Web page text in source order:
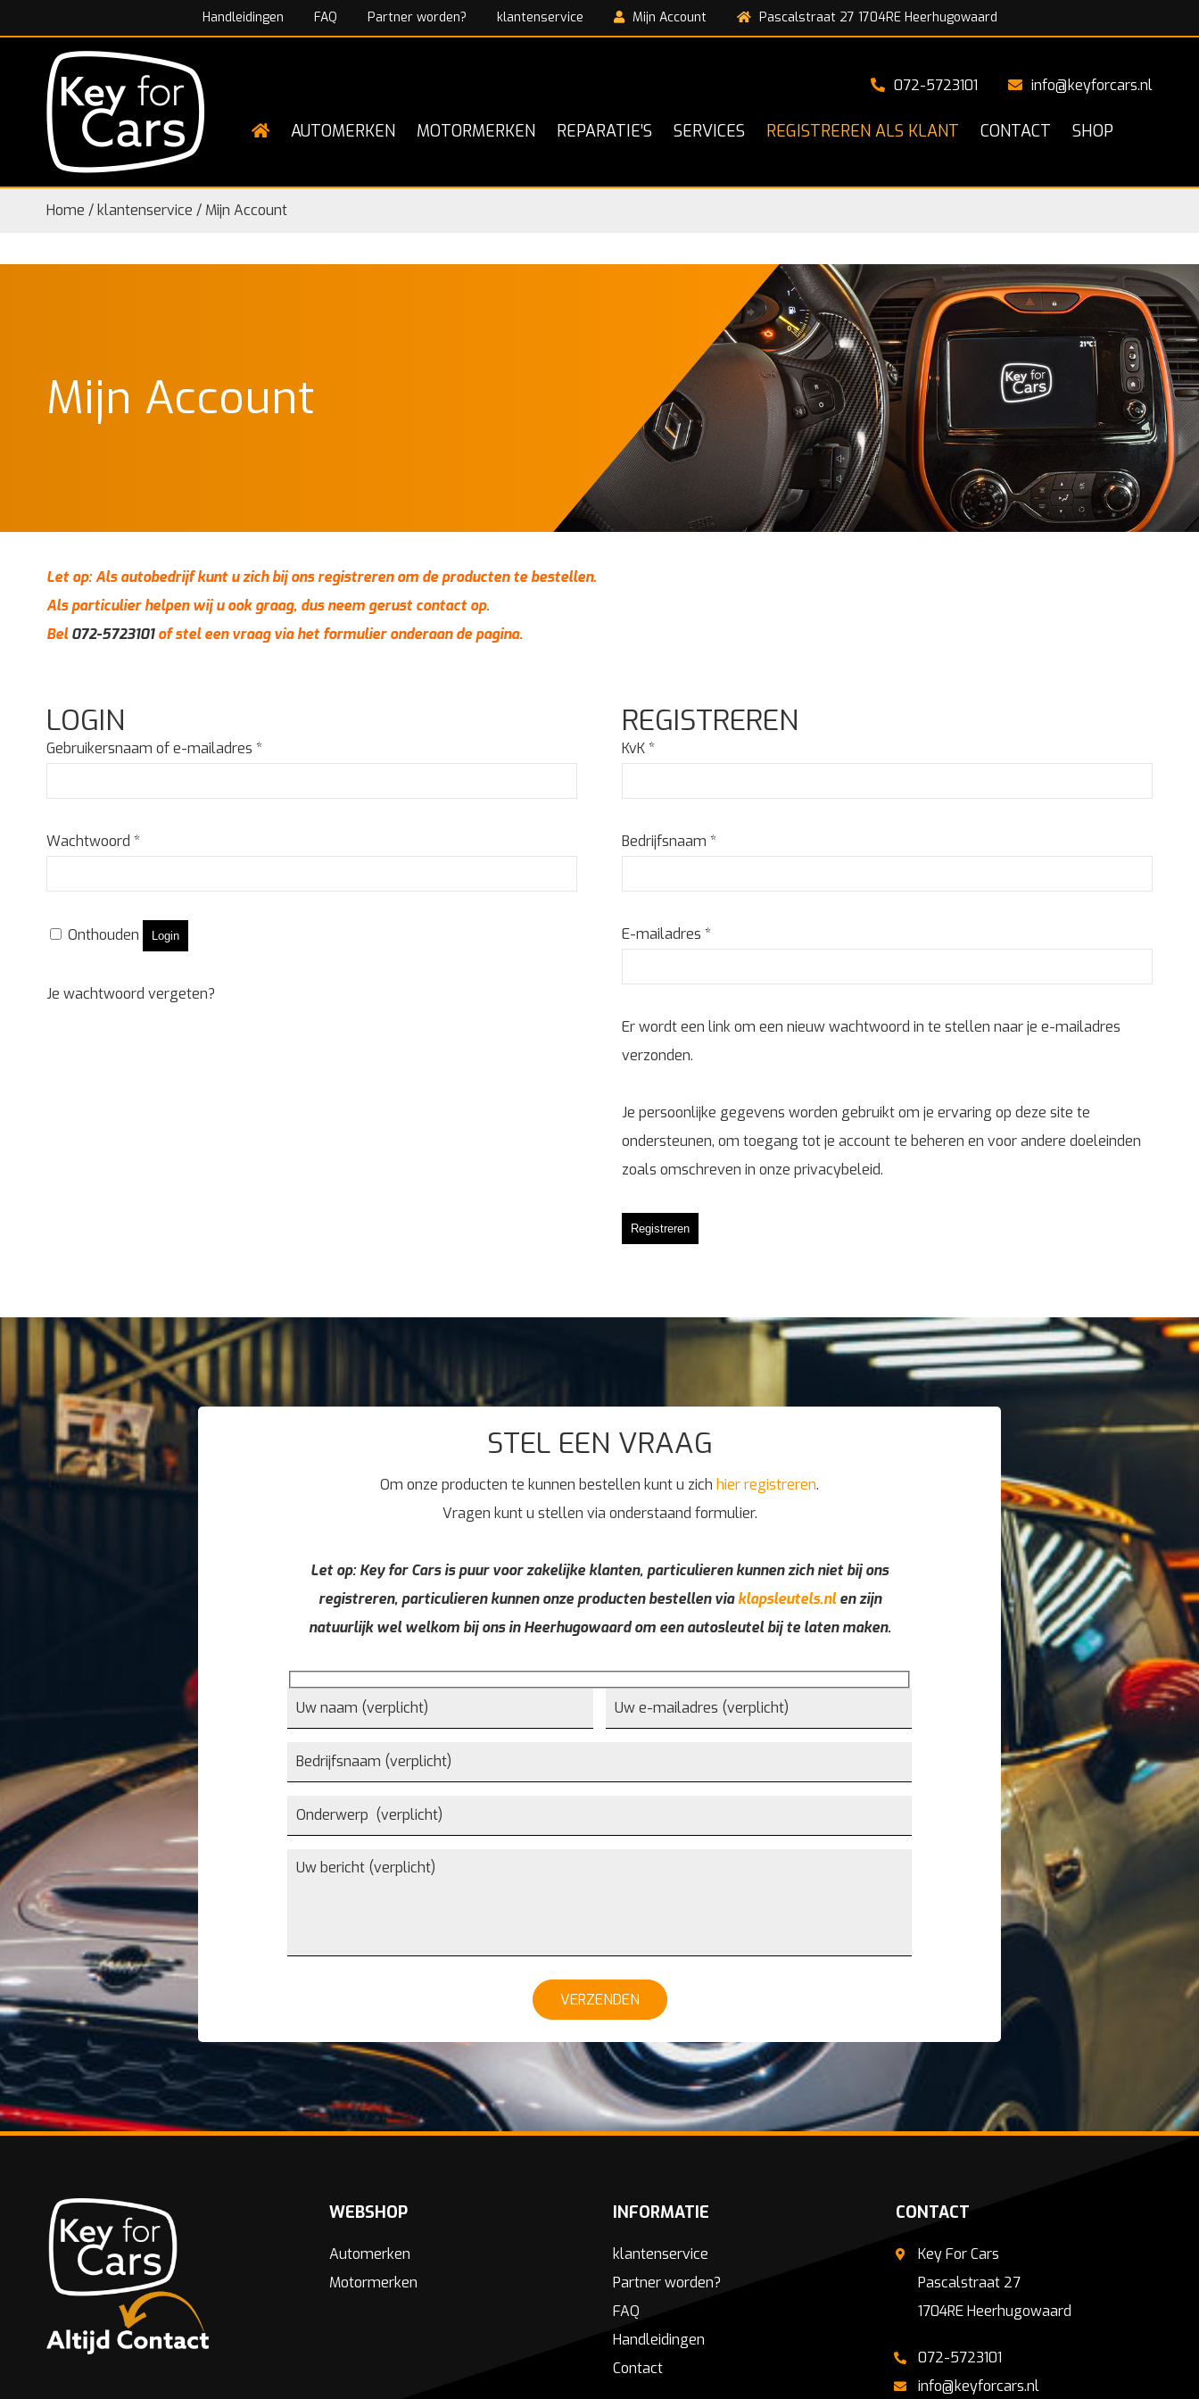
Handleidingen FAQ Partner worden? klantenservice Mijn Account Pascalstraat 27 1704RE Heerhugowaard
072-5723101 info@keyforcars.nl
AUTOMERKEN MOTORMERKEN REPARATIE’S SERVICES REGISTREREN ALS KLANT CONTACT SHOP
Home / klantenservice / Mijn Account
Mijn Account
Let op: Als autobedrijf kunt u zich bij ons registreren om de producten te bestellen.
Als particulier helpen wij u ook graag, dus neem gerust contact op.
Bel072-5723101of stel een vraag via het formulier onderaan de pagina.
LOGIN
Gebruikersnaam of e-mailadres *Vereist
Wachtwoord *Vereist
Onthouden Login
Je wachtwoord vergeten?
REGISTREREN
KvK*
Bedrijfsnaam *
E-mailadres *Vereist
Er wordt een link om een nieuw wachtwoord in te stellen naar je e-mailadres
verzonden.
Je persoonlijke gegevens worden gebruikt om je ervaring op deze site te
ondersteunen, om toegang tot je account te beheren en voor andere doeleinden
zoals omschreven in onze privacybeleid.
Registreren
STEL EEN VRAAG
Om onze producten te kunnen bestellen kunt u zich hier registreren.
Vragen kunt u stellen via onderstaand formulier.
Let op: Key for Cars is puur voor zakelijke klanten, particulieren kunnen zich niet bij ons
registreren, particulieren kunnen onze producten bestellen viaklapsleutels.nlen zijn
natuurlijk wel welkom bij ons in Heerhugowaard om een autosleutel bij te laten maken.
VERZENDEN
WEBSHOP
Automerken
Motormerken
INFORMATIE
klantenservice
Partner worden?
FAQ
Handleidingen
Contact
CONTACT
Key For Cars
Pascalstraat 27
1704RE Heerhugowaard
072-5723101
info@keyforcars.nl